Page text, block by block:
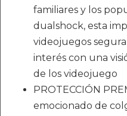
familiares y los
dualshock, esta
videojuegos
interés con una
de los videojuego
PROTECCIÓN
emocionado de